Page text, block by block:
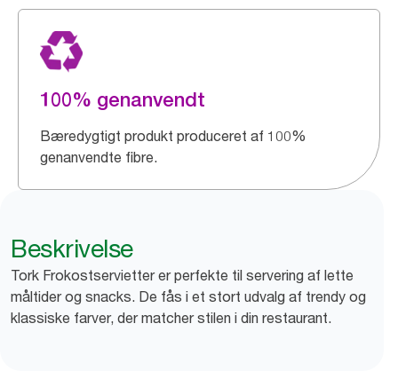
100% genanvendt
Bæredygtigt produkt produceret af 100%
genanvendte fibre.
Beskrivelse
Tork Frokostservietter er perfekte til servering af lette
måltider og snacks. De fås i et stort udvalg af trendy og
klassiske farver, der matcher stilen i din restaurant.